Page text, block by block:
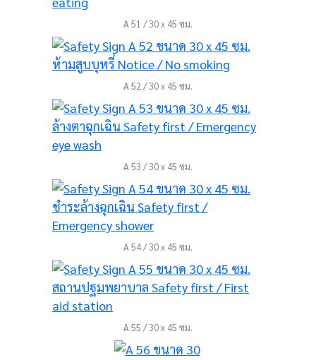
A 51 / 30 x 45 ซม.
A 52 / 30 x 45 ซม.
A 53 / 30 x 45 ซม.
A 54 / 30 x 45 ซม.
A 55 / 30 x 45 ซม.